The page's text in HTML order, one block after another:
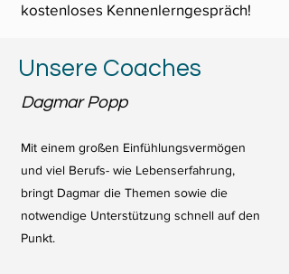
kostenloses Kennenlerngespräch!
Unsere Coaches
Dagmar Popp
Mit einem großen Einfühlungsvermögen
und viel Berufs- wie Lebenserfahrung,
bringt Dagmar die Themen sowie die
notwendige Unterstützung schnell auf den
Punkt.